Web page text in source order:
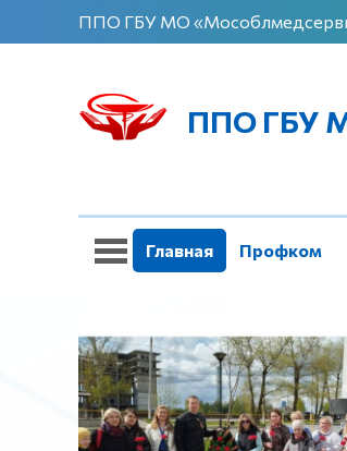
ППО ГБУ МО
ППО ГБУ
Главная Профком